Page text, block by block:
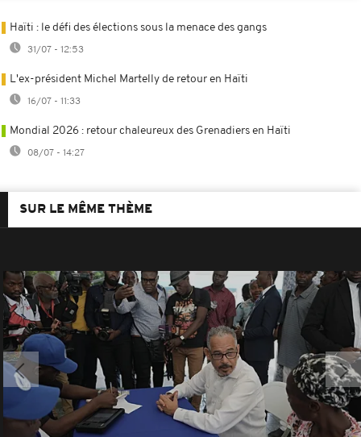
Haïti : le défi des élections sous la menace des gangs
31/07 - 12:53
L'ex-président Michel Martelly de retour en Haïti
16/07 - 11:33
Mondial 2026 : retour chaleureux des Grenadiers en Haïti
08/07 - 14:27
SUR LE MÊME THÈME